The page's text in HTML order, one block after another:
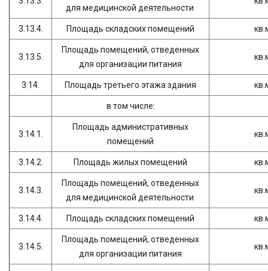
для медицинской деятельности
3.13.4. Площадь складских помещений
3.13.5.
Площадь помещений, отведенных
для организации питания
3.14. Площадь третьего этажа здания
в том числе:
3.14.1.
Площадь административных
помещений
3.14.2. Площадь жилых помещений
3.14.3.
Площадь помещений, отведенных
для медицинской деятельности
3.14.4. Площадь складских помещений
3.14.5.
Площадь помещений, отведенных
для организации питания